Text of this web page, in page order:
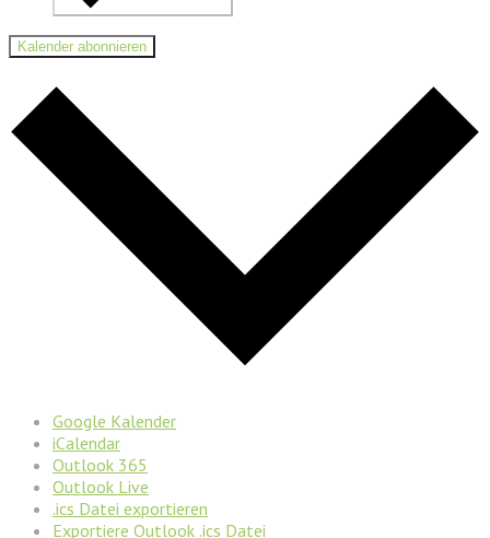
Kalender abonnieren
Google Kalender
iCalendar
Outlook 365
Outlook Live
.ics Datei exportieren
Exportiere Outlook .ics Datei